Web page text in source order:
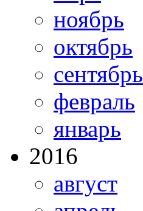
ноябрь
октябрь
сентябрь
февраль
январь
2016
август